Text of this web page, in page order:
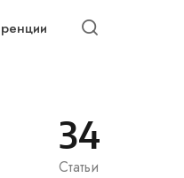
34
Статьи